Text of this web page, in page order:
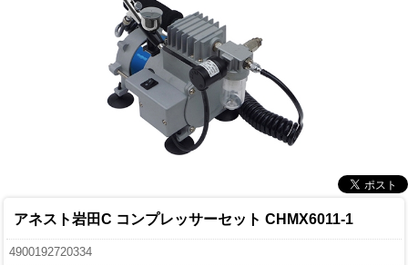
アネスト岩田C コンプレッサーセット CHMX6011-1
4900192720334